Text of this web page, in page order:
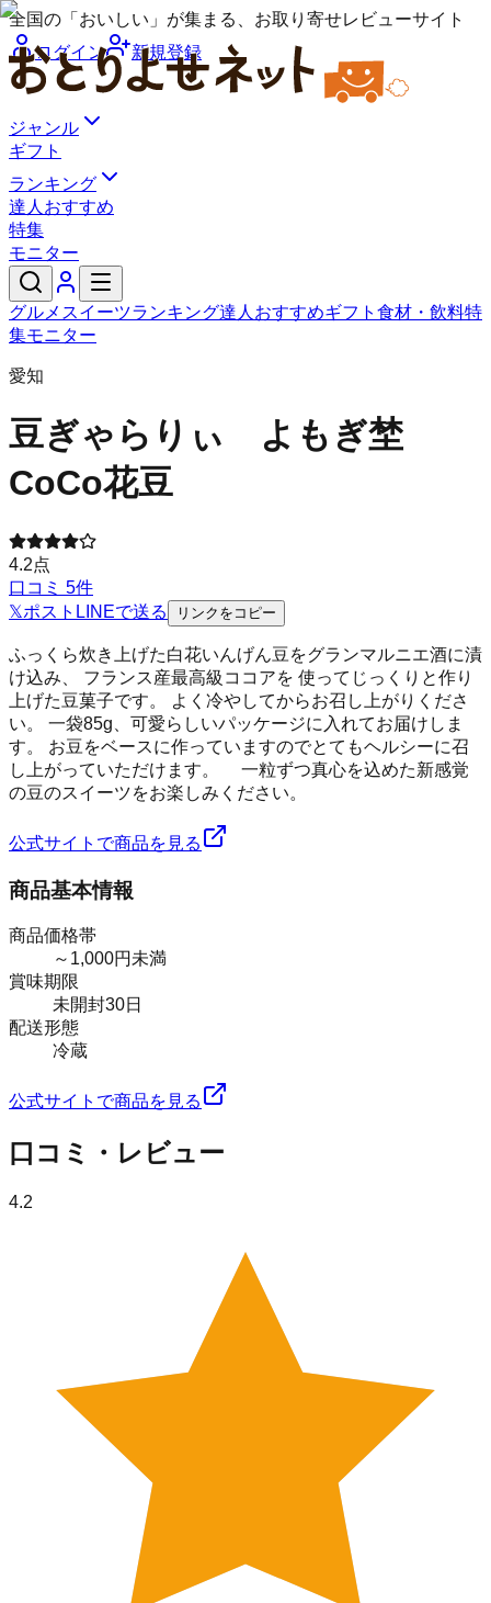
全国の「おいしい」が集まる、お取り寄せレビューサイト
ログイン
新規登録
ジャンル
ギフト
ランキング
達人おすすめ
特集
モニター
グルメ スイーツランキング達人おすすめギフト 食材・飲料特
集モニター
愛知
豆ぎゃらりぃ よもぎ埜
CoCo花豆
4.2点
口コミ 5件
𝕏ポスト LINEで送る リンクをコピー
ふっくら炊き上げた白花いんげん豆をグランマルニエ酒に漬
け込み、 フランス産最高級ココアを 使ってじっくりと作り
上げた豆菓子です。 よく冷やしてからお召し上がりくださ
い。 一袋85g、可愛らしいパッケージに入れてお届けしま
す。 お豆をベースに作っていますのでとてもヘルシーに召
し上がっていただけます。 一粒ずつ真心を込めた新感覚
の豆のスイーツをお楽しみください。
公式サイトで商品を見る
商品基本情報
商品価格帯
～1,000円未満
賞味期限
未開封30日
配送形態
冷蔵
公式サイトで商品を見る
口コミ・レビュー
4.2